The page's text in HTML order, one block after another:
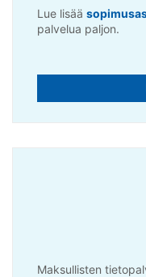
Lue lisää
palvelua paljon.
Maksullisten